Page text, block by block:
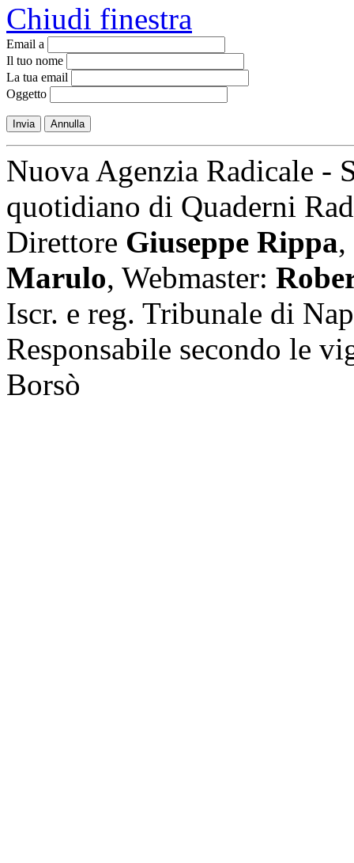
Chiudi finestra
Email a
Il tuo nome
La tua email
Oggetto
Invia Annulla
Nuova Agenzia Radicale -
quotidiano di Quaderni
Direttore Giuseppe Rippa,
Marulo, Webmaster:
Iscr. e reg. Tribunale di
Responsabile secondo le
Borsò